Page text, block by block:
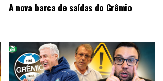
A nova barca de saídas do Grêmio